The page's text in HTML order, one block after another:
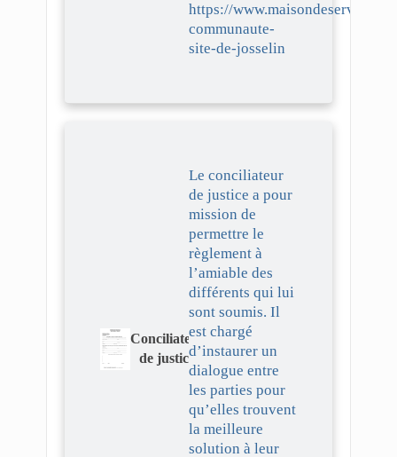
https://
communaute-
site-de-josselin
Conciliateur
de justice
Le conciliateur
de justice a pour
mission de
permettre le
règlement à
l’amiable des
différents qui lui
sont soumis. Il
est chargé
d’instaurer un
dialogue entre
les parties pour
qu’elles trouvent
la meilleure
solution à leur